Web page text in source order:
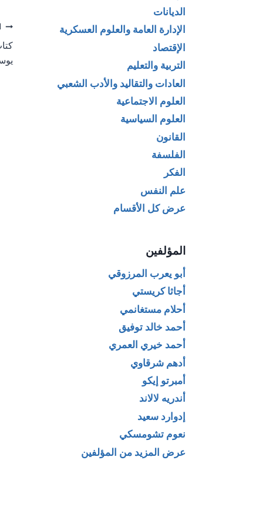
كتاب الصورة
الشعرية في
الديانات
الإدارة العامة والعلوم العسكرية
الإقتصاد
التربية والتعليم
العادات والتقاليد والأدب الشعبي
العلوم الاجتماعية
العلوم السياسية
القانون
الفلسفة
الفكر
علم النفس
عرض كل الأقسام
المؤلفين
أبو يعرب المرزوقي
أجاثا كريستي
أحلام مستغانمي
أحمد خالد توفيق
أحمد خيري العمري
أدهم شرقاوي
أمبرتو إيكو
أندريه لالاند
إدوارد سعيد
نعوم تشومسكي
عرض المزيد من المؤلفين